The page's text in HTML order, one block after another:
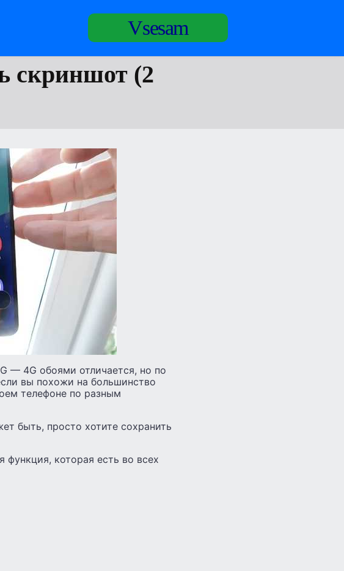
Vsesam
скриншот (2
— 4G обоями отличается, но по
вы похожи на большинство
телефоне по разным
быть, просто хотите сохранить
которая есть во всех